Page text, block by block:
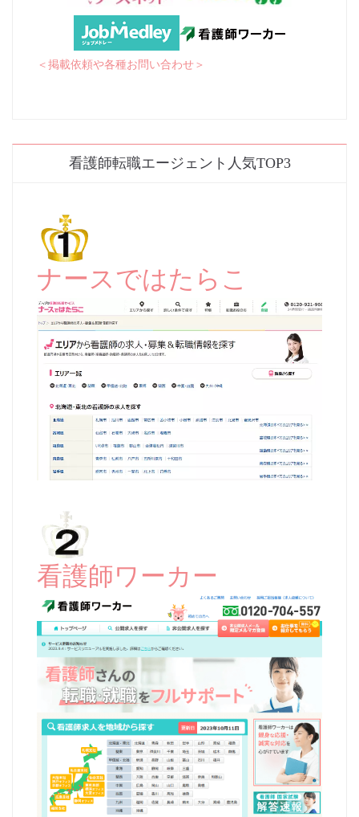
＜掲載依頼や各種お問い合わせ＞
看護師転職エージェント人気TOP3
ナースではたらこ
看護師ワーカー